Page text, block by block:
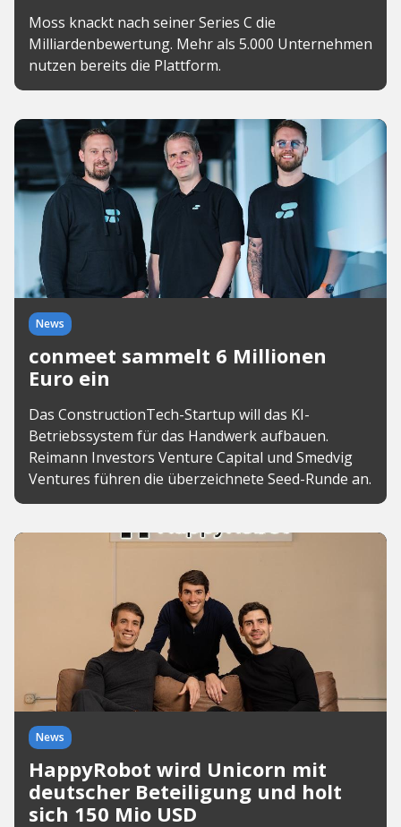
Moss knackt nach seiner Series C die
Milliardenbewertung. Mehr als 5.000 Unternehmen
nutzen bereits die Plattform.
News
conmeet sammelt 6 Millionen
Euro ein
Das ConstructionTech-Startup will das KI-
Betriebssystem für das Handwerk aufbauen.
Reimann Investors Venture Capital und Smedvig
Ventures führen die überzeichnete Seed-Runde an.
News
HappyRobot wird Unicorn mit
deutscher Beteiligung und holt
sich 150 Mio USD